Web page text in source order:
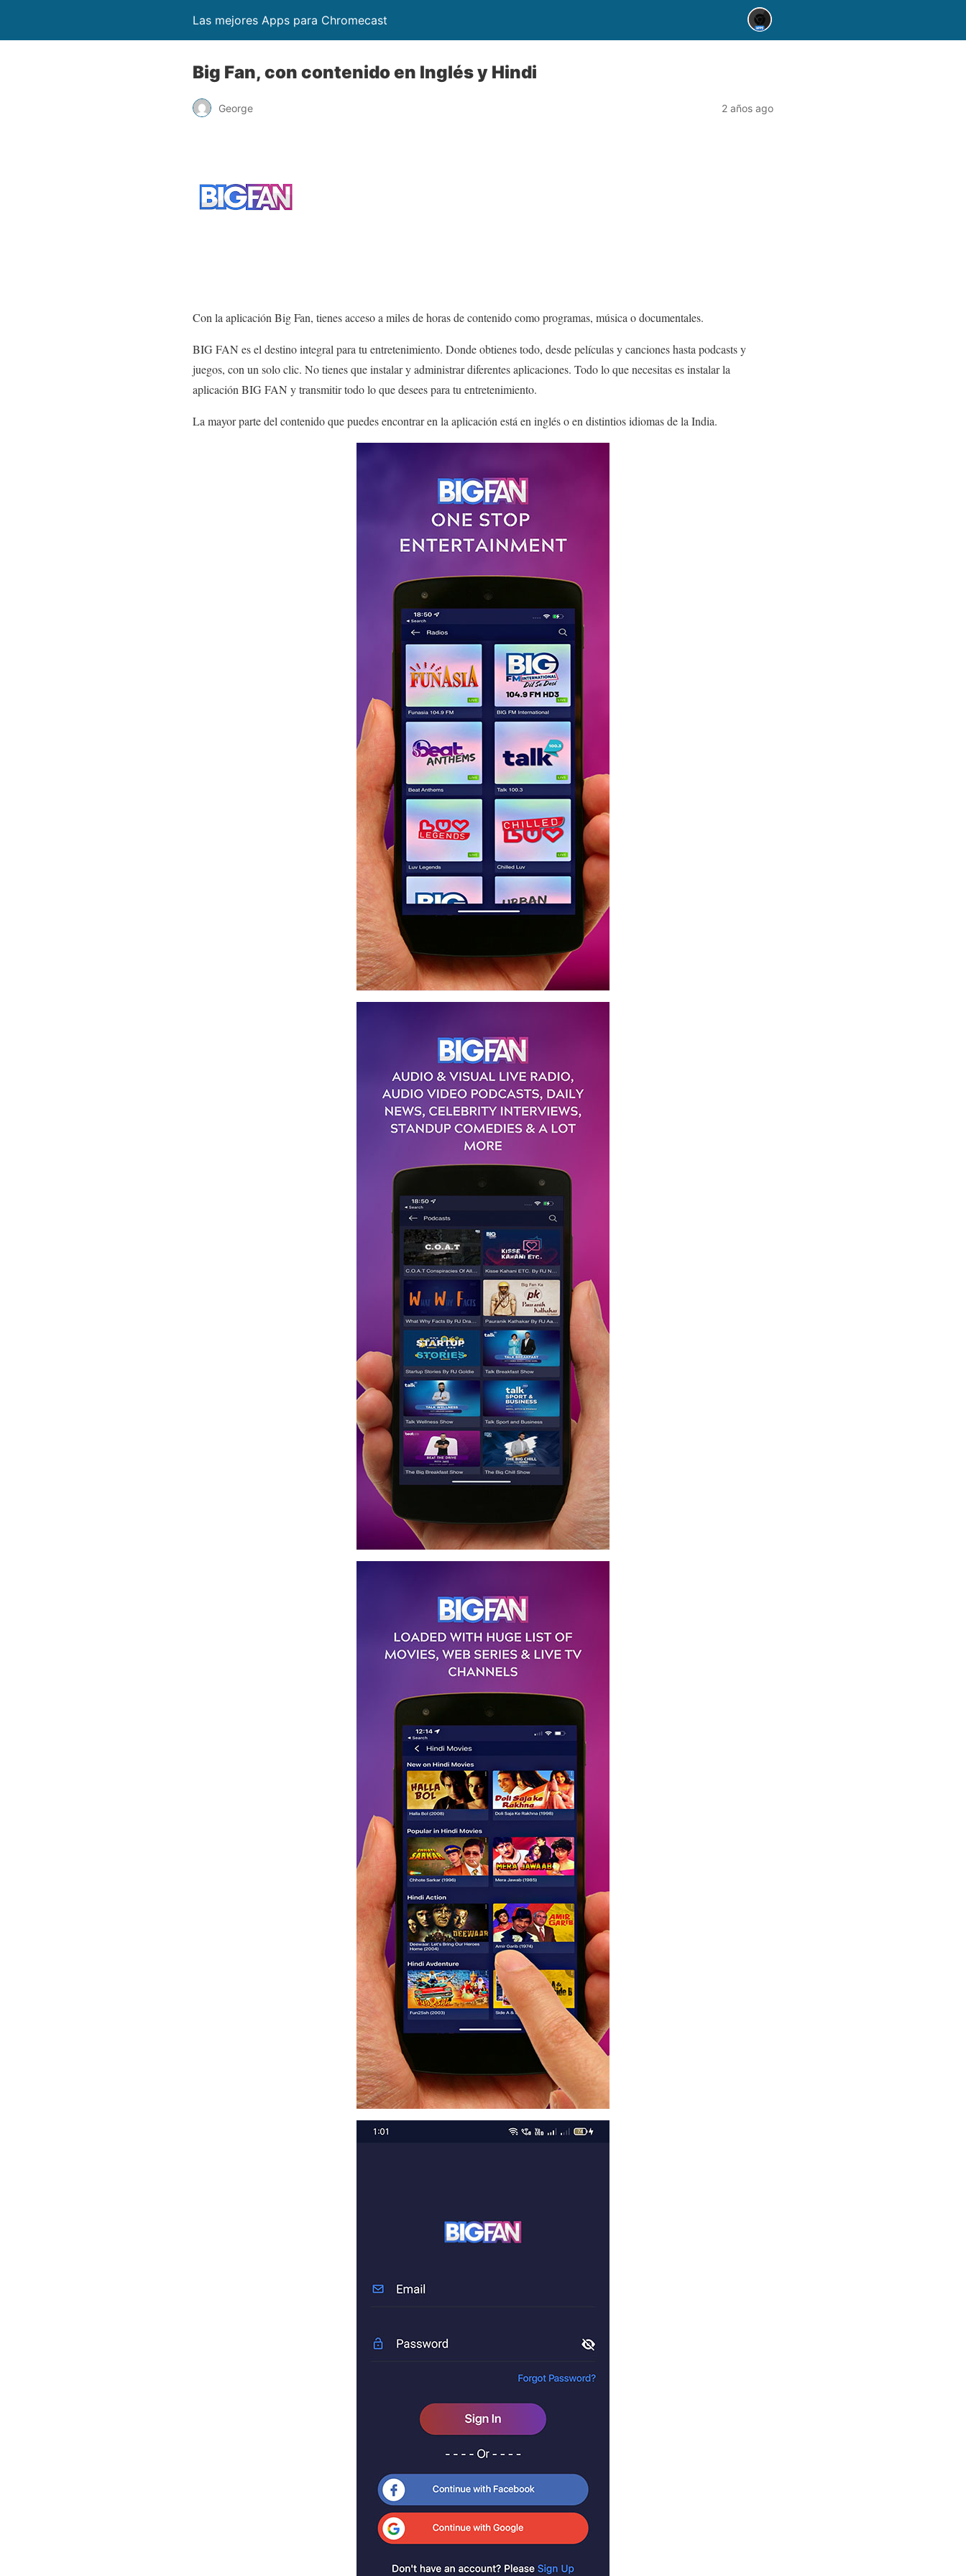
Las mejores Apps para Chromecast
Big Fan, con contenido en Inglés y Hindi
George 2 años ago
Con la aplicación Big Fan, tienes acceso a miles de horas de contenido como programas, música o documentales.
BIG FAN es el destino integral para tu entretenimiento. Donde obtienes todo, desde películas y canciones hasta podcasts y
juegos, con un solo clic. No tienes que instalar y administrar diferentes aplicaciones. Todo lo que necesitas es instalar la
aplicación BIG FAN y transmitir todo lo que desees para tu entretenimiento.
La mayor parte del contenido que puedes encontrar en la aplicación está en inglés o en distintios idiomas de la India.